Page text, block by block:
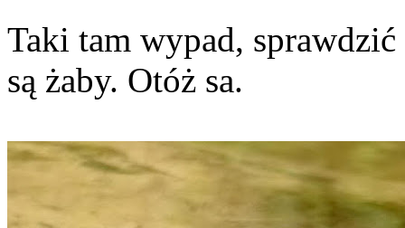
Taki tam wypad,
są żaby. Otóż sa.